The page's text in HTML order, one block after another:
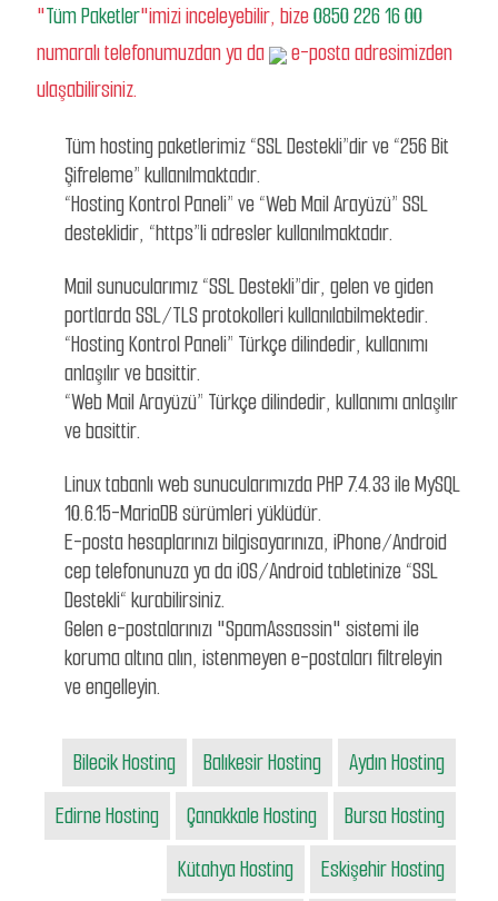
"Tüm Paketler"imizi inceleyebilir, bize0850 226 16 00
numaralı telefonumuzdan ya da
e-posta adresimizden
ulaşabilirsiniz.
Tüm hosting paketlerimiz “SSL Destekli”dir ve “256 Bit
Şifreleme” kullanılmaktadır.
“Hosting Kontrol Paneli” ve “Web Mail Arayüzü” SSL
desteklidir, “https”li adresler kullanılmaktadır.
Mail sunucularımız “SSL Destekli”dir, gelen ve giden
portlarda SSL/TLS protokolleri kullanılabilmektedir.
“Hosting Kontrol Paneli” Türkçe dilindedir, kullanımı
anlaşılır ve basittir.
“Web Mail Arayüzü” Türkçe dilindedir, kullanımı anlaşılır
ve basittir.
Linux tabanlı web sunucularımızda PHP 7.4.33 ile MySQL
10.6.15-MariaDB sürümleri yüklüdür.
E-posta hesaplarınızı bilgisayarınıza, iPhone/Android
cep telefonunuza ya da iOS/Android tabletinize “SSL
Destekli“ kurabilirsiniz.
Gelen e-postalarınızı "SpamAssassin" sistemi ile
koruma altına alın, istenmeyen e-postaları filtreleyin
ve engelleyin.
Aydın Hosting
Balıkesir Hosting
Bilecik Hosting
Bursa Hosting
Çanakkale Hosting
Edirne Hosting
Eskişehir Hosting
Kütahya Hosting